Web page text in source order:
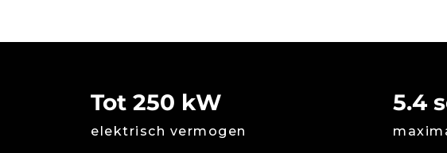
Tot 250 kW
elektrisch vermogen
5.4